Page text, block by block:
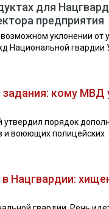
для
предприятия
уклонении от
Национальной гвардии
кому МВД
порядок
и воюющих полицейских
Нацгвардии: